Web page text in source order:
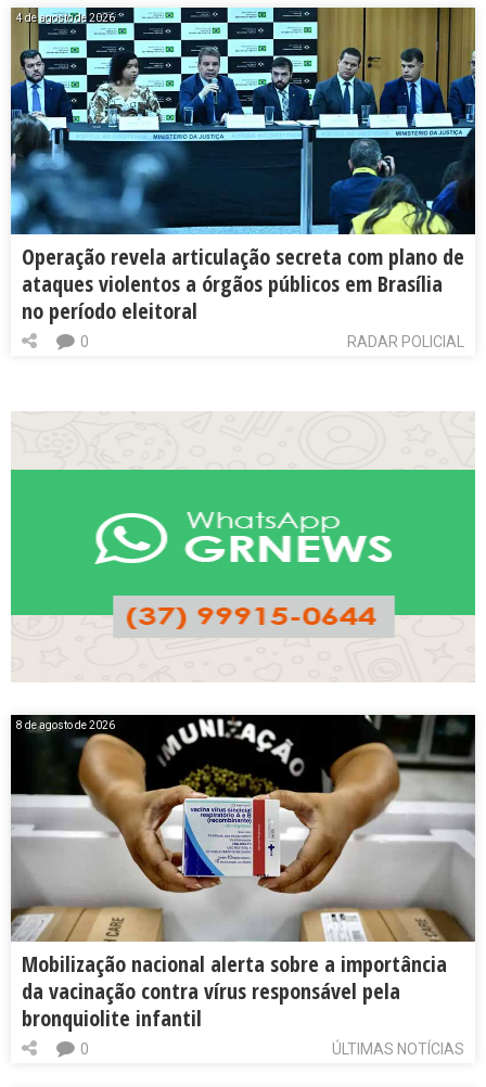
4 de agosto de 2026
Operação revela articulação secreta com plano de
ataques violentos a órgãos públicos em Brasília
no período eleitoral
RADAR POLICIAL
0
8 de agosto de 2026
Mobilização nacional alerta sobre a importância
da vacinação contra vírus responsável pela
bronquiolite infantil
ÚLTIMAS NOTÍCIAS
0